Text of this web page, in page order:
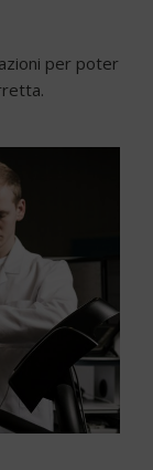
per poter